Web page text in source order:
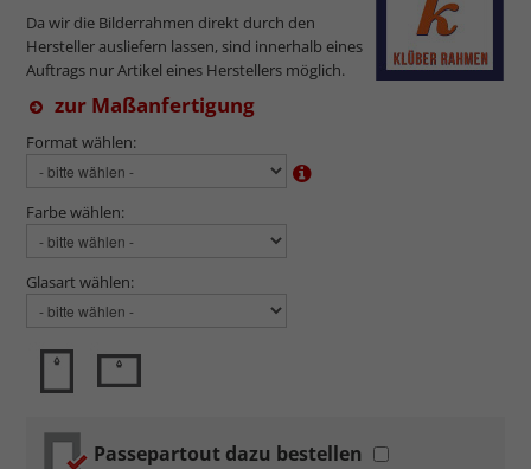
Da wir die Bilderrahmen direkt durch den
Hersteller ausliefern lassen, sind innerhalb eines
Auftrags nur Artikel eines Herstellers möglich.
zur Maßanfertigung
Format wählen:
Farbe wählen:
Glasart wählen:
Passepartout dazu bestellen